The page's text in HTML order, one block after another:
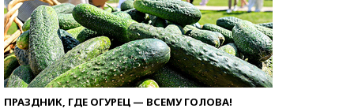
ПРАЗДНИК, ГДЕ ОГУРЕЦ — ВСЕМУ ГОЛОВА!